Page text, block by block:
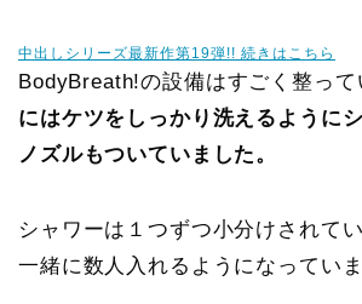
中出しシリーズ最新作第19弾!! 続きはこちら
BodyBreath!の設備はすごく整って
にはケツをしっかり洗えるように
ノズルもついていました。
シャワーは１つずつ小分けされて
一緒に数人入れるようになっていま